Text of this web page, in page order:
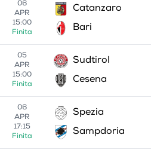
06
APR
15:00
Finita
Catanzaro
Bari
05
APR
15:00
Finita
Sudtirol
Cesena
06
APR
17:15
Finita
Spezia
Sampdoria